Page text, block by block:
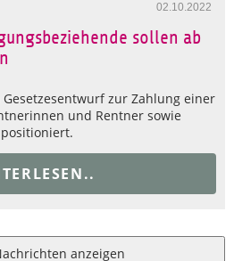
02.10.2022
sollen ab
zur Zahlung einer
und Rentner sowie
anzeigen